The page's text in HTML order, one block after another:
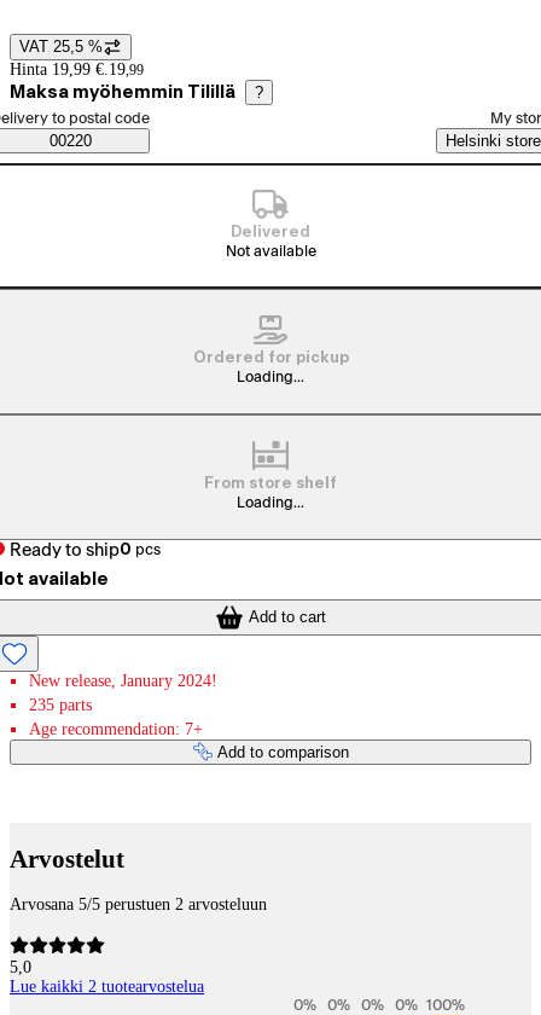
Price details
VAT 25,5 %
Hinta 19,99 €. 19,99
Maksa myöhemmin Tilillä ?
Saatavuustiedot
order method
to postal code
00220
My
Helsinki store
Delivered
Not available
Ordered for pickup
Loading...
From store shelf
Loading...
Ready to ship0 pcs
available
Add to cart
New release, January 2024!
235 parts
Age recommendation: 7+
Add to comparison
Arvostelut
Arvosana 5/5 perustuen 2 arvosteluun
5,0
Lue kaikki 2 tuotearvostelua
0% 0% 0% 0% 100%